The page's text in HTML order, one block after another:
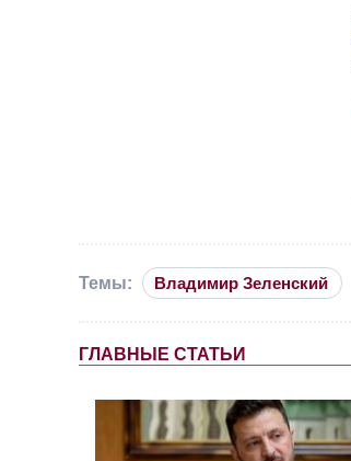
Темы: Владимир Зеленский
ГЛАВНЫЕ СТАТЬИ